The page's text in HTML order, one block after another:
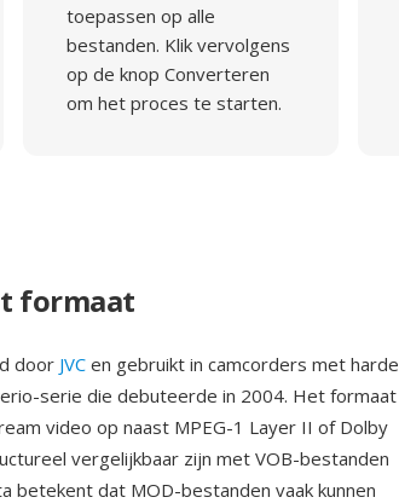
toepassen op alle
bestanden. Klik vervolgens
op de knop Converteren
om het proces te starten.
formaat
door JVC en gebruikt in camcorders met harde
serie die debuteerde in 2004. Het formaat
video op naast MPEG-1 Layer II of Dolby
vergelijkbaar zijn met VOB-bestanden
betekent dat MOD-bestanden vaak kunnen